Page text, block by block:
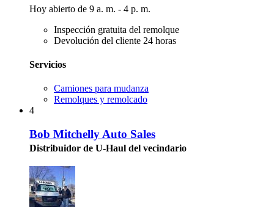
Hoy abierto de 9 a. m. - 4 p. m.
Inspección gratuita del remolque
Devolución del cliente 24 horas
Servicios
Camiones para mudanza
Remolques y remolcado
4
Bob Mitchelly Auto Sales
Distribuidor de U-Haul del vecindario